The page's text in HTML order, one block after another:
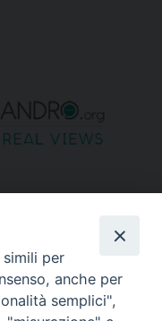
per
anche per
semplici",